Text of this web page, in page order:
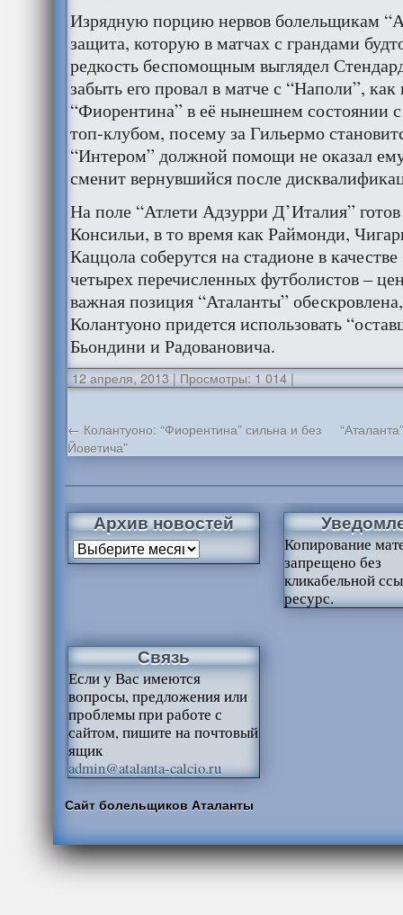
Изрядную порцию нервов болельщикам
защита, которую в матчах с грандами
редкость беспомощным выглядел
забыть его провал в матче с “Наполи”,
“Фиорентина” в её нынешнем состоянии
топ-клубом, посему за Гильермо
“Интером” должной помощи не оказал
сменит вернувшийся после
На поле “Атлети Адзурри Д’Италия”
Консильи, в то время как Раймонди,
Каццола соберутся на стадионе в
четырех перечисленных футболистов –
важная позиция “Аталанты” обескровлена,
Колантуоно придется использовать
Бьондини и Радовановича.
12 апреля, 2013 | Просмотры: 1 014|
← Колантуоно: “Фиорентина” сильна и без
Йоветича”
Архив новостей
Копирование
запрещено без
кликабельной
ресурс.
Связь
Если у Вас имеются
вопросы, предложения или
проблемы при работе с
сайтом, пишите на почтовый
ящик
admin@atalanta-calcio.ru
Сайт болельщиков Аталанты